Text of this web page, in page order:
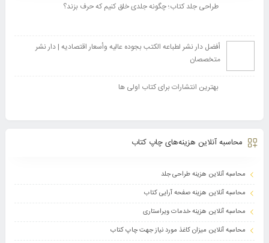
طراحی جلد کتاب؛ چگونه جلدی خلق کنیم که حرف بزند؟
أفضل دار نشر لطباعه الکتب بجوده عالیه وأسعار اقتصادیه | دار نشر
متخصصان
بهترین انتشارات برای کتاب اولی ها
محاسبه آنلاین هزینه‌های چاپ کتاب
محاسبه آنلاین هزینه طراحی جلد
محاسبه آنلاین هزینه صفحه آرایی کتاب
محاسبه آنلاین هزینه خدمات ویراستاری
محاسبه آنلاین میزان کاغذ مورد نیاز جهت چاپ کتاب